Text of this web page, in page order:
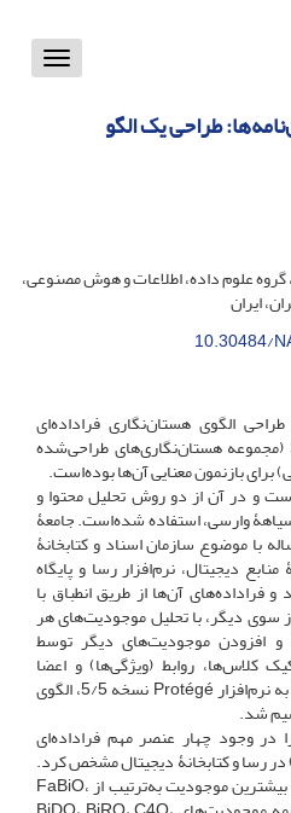
Toggle
طراحی یک الگو
علوم داده، اطلاعات و هوش مصنوعی،
ایران
10.30484/
الگوی هستان‌نگاری فراداده‌ای
پایان‌نامه‌ها با استفاده از SPAR (مجموعه هستان‌نگاری‌های طراحی‌شده
برای بازنمون معنایی آن‌ها بوده‌است.
و در آن از دو روش تحلیل محتوا و
وارسی، استفاده شده‌است. جامعۀ
و رساله‌ با موضوع سازمان اسناد و کتابخانۀ
دیجیتال، نرم‌افزار رسا و پایگاه
فراداده‌های آن‌ها از طریق انطباق با
سوی دیگر، با تحلیل موجودیت‌های هر
یک از هستان‌نگاری‌های SPAR و افزودن موجودیت‌های دیگر توسط
کلاس‌ها، روابط (ویژگی‌ها) و اعضا
(نمونه‌ها) تشکیل و با ورود آن‌ها به نرم‌افزار Protégé نسخه 5/5، الگوی
شد.
در وجود چهار عنصر مهم فراداده‌ای
رسا و کتابخانۀ دیجیتال مشخص کرد.
در میان 18 هستان‌نگاری SPAR بیشترین موجودیت به‌ترتیب از FaBiO،